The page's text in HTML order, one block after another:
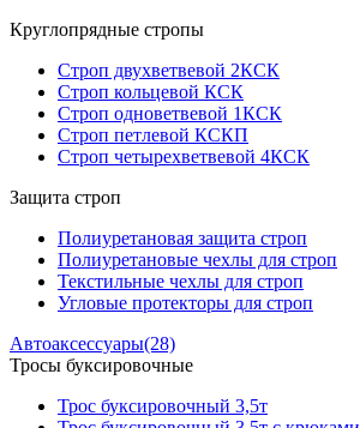
Круглопрядные стропы
Строп двухветвевой 2КСК
Строп кольцевой КСК
Строп одноветвевой 1КСК
Строп петлевой КСКП
Строп четырехветвевой 4КСК
Защита строп
Полиуретановая защита строп
Полиуретановые чехлы для строп
Текстильные чехлы для строп
Угловые протекторы для строп
Автоаксессуары(28)
Тросы буксировочные
Трос буксировочный 3,5т